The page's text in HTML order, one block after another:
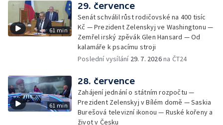
61 min
29. července
Senát schválil růst rodičovské na 400 tisíc
Kč — Prezident Zelenskyj ve Washingtonu —
Zemřel irský zpěvák Glen Hansard — Od
kalamáře k psacímu stroji
Poslední vysílání 29. 7. 2026na ČT24
61 min
28. července
Zahájení jednání o státním rozpočtu —
Prezident Zelenskyj v Bílém domě — Saskia
Burešová televizní ikonou — Ruské kořeny a
život v Česku